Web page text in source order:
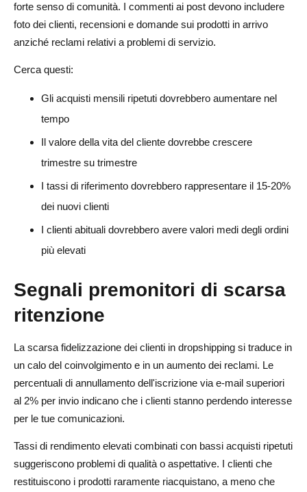
forte senso di comunità. I commenti ai post devono includere
foto dei clienti, recensioni e domande sui prodotti in arrivo
anziché reclami relativi a problemi di servizio.
Cerca questi:
Gli acquisti mensili ripetuti dovrebbero aumentare nel
tempo
Il valore della vita del cliente dovrebbe crescere
trimestre su trimestre
I tassi di riferimento dovrebbero rappresentare il 15-20%
dei nuovi clienti
I clienti abituali dovrebbero avere valori medi degli ordini
più elevati
Segnali premonitori di scarsa
ritenzione
La scarsa fidelizzazione dei clienti in dropshipping si traduce in
un calo del coinvolgimento e in un aumento dei reclami. Le
percentuali di annullamento dell'iscrizione via e-mail superiori
al 2% per invio indicano che i clienti stanno perdendo interesse
per le tue comunicazioni.
Tassi di rendimento elevati combinati con bassi acquisti ripetuti
suggeriscono problemi di qualità o aspettative. I clienti che
restituiscono i prodotti raramente riacquistano, a meno che